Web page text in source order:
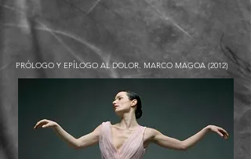
PRÓLOGO Y EPÍLOGO AL DOLOR. MARCO MAGOA (2012)